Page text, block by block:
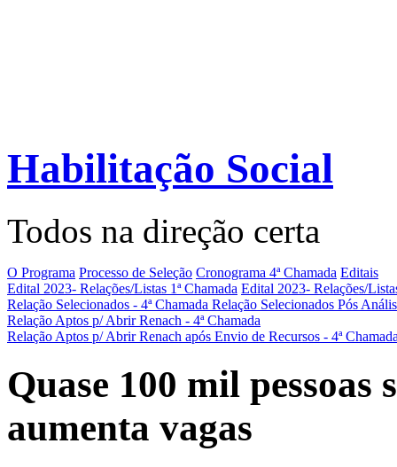
Habilitação Social
Todos na direção certa
O Programa Processo de Seleção Cronograma 4ª Chamada Editais
Edital 2023- Relações/Listas 1ª Chamada Edital 2023- Relações/
Relação Selecionados - 4ª Chamada Relação Selecionados Pós
Relação Aptos p/ Abrir Renach - 4ª Chamada
Relação Aptos p/ Abrir Renach após Envio de Recursos - 4ª
Quase 100 mil pessoas
aumenta vagas